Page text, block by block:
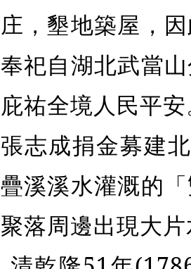
庄，墾地築屋，
奉祀自湖北武當
庇祐全境人民平
張志成捐金募建
疊溪溪水灌溉的
聚落周邊出現大